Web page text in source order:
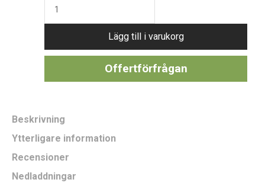
Lägg till i varukorg
Offertförfrågan
Beskrivning
Ytterligare information
Recensioner
Nedladdningar